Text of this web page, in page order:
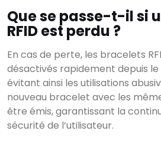
Que se passe-t-il si
RFID est perdu ?
En cas de perte, les bracelets
désactivés rapidement depuis
évitant ainsi les utilisations
nouveau bracelet avec les
être émis, garantissant la
sécurité de l’utilisateur.